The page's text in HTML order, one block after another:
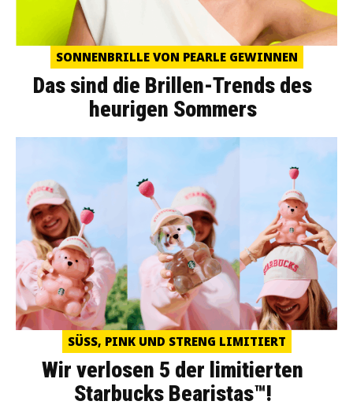
SONNENBRILLE VON PEARLE GEWINNEN
Das sind die Brillen-Trends des
heurigen Sommers
SÜSS, PINK UND STRENG LIMITIERT
Wir verlosen 5 der limitierten
Starbucks Bearistas™!